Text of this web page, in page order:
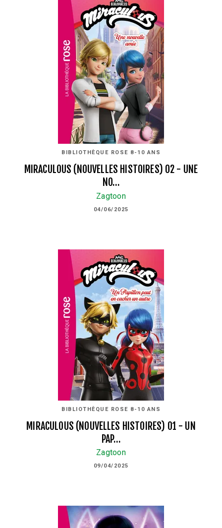
BIBLIOTHÈQUE ROSE 8-10 ANS
MIRACULOUS (NOUVELLES HISTOIRES) 02 - UNE
NO…
Zagtoon
04/06/2025
BIBLIOTHÈQUE ROSE 8-10 ANS
MIRACULOUS (NOUVELLES HISTOIRES) 01 - UN
PAP…
Zagtoon
09/04/2025